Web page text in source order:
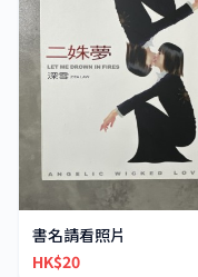
書名請看照片
HK$20